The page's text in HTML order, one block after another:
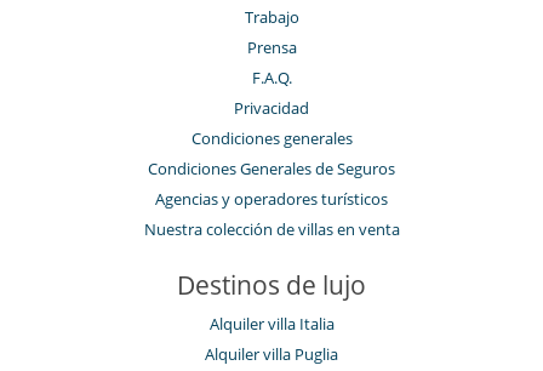
Trabajo
Prensa
F.A.Q.
Privacidad
Condiciones generales
Condiciones Generales de Seguros
Agencias y operadores turísticos
Nuestra colección de villas en venta
Destinos de lujo
Alquiler villa Italia
Alquiler villa Puglia